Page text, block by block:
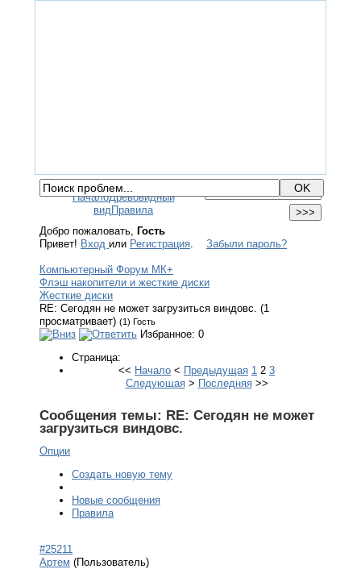
НачалоДревовидный
видПравила
Добро пожаловать, Гость
Привет! Вход или Регистрация. Забыли пароль?
Компьютерный Форум МК+
Флэш накопители и жесткие диски
Жесткие диски
RE: Сегодян не может загрузиться виндовс. (1
просматривает) (1) Гость
Избранное: 0
Страница:
<< Начало < Предыдущая 1 2 3
Следующая> Последняя>>
Сообщения темы: RE: Сегодян не может
загрузиться виндовс.
Опции
Создать новую тему
Новые сообщения
Правила
#25211
Артем (Пользователь)